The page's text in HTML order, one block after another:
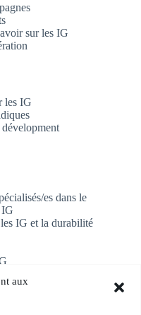
aux
sur les IG
les IG
es dans le
IG
IG et la durabilité